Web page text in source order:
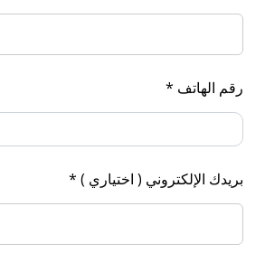
رقم الهاتف *
بريدك الإلكتروني ( اختياري ) *